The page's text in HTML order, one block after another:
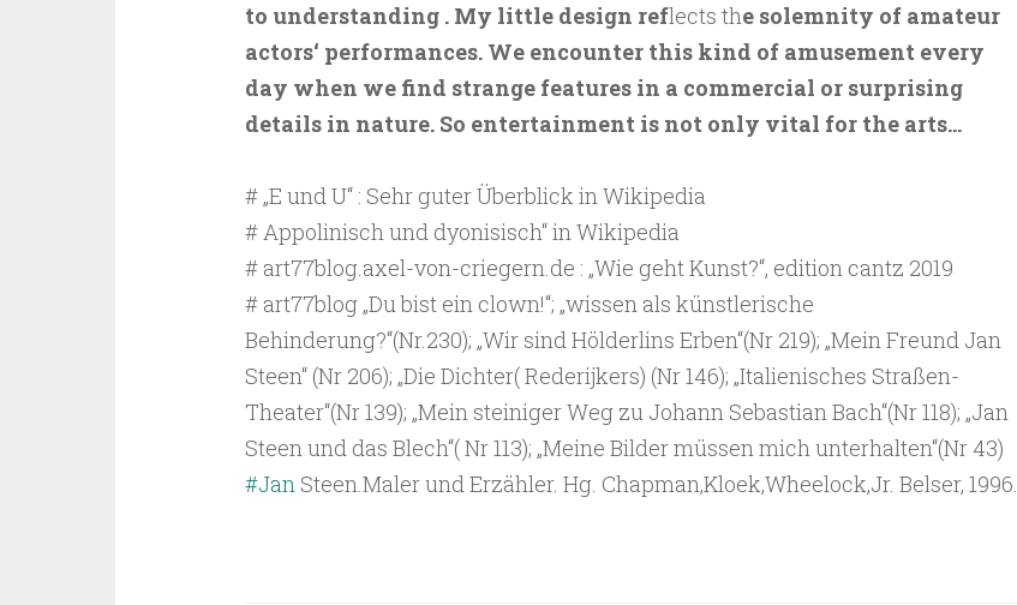
to understanding . My little design reflects the solemnity of amateur
actors‘ performances. We encounter this kind of amusement every
day when we find strange features in a commercial or surprising
details in nature. So entertainment is not only vital for the arts…
# „E und U“ : Sehr guter Überblick in Wikipedia
# Appolinisch und dyonisisch“ in Wikipedia
# art77blog.axel-von-criegern.de : „Wie geht Kunst?“, edition cantz 2019
# art77blog „Du bist ein clown!“; „wissen als künstlerische
Behinderung?“(Nr.230); „Wir sind Hölderlins Erben“(Nr 219); „Mein Freund Jan
Steen“ (Nr 206); „Die Dichter( Rederijkers) (Nr 146); „Italienisches Straßen-
Theater“(Nr 139); „Mein steiniger Weg zu Johann Sebastian Bach“(Nr 118); „Jan
Steen und das Blech“( Nr 113); „Meine Bilder müssen mich unterhalten“(Nr 43)
#JanSteen.Maler und Erzähler. Hg. Chapman,Kloek,Wheelock,Jr. Belser, 1996.